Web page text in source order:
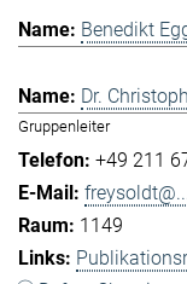
Benedikt
Dr.
Gruppenleiter
+49 211
freysoldt@...
1149